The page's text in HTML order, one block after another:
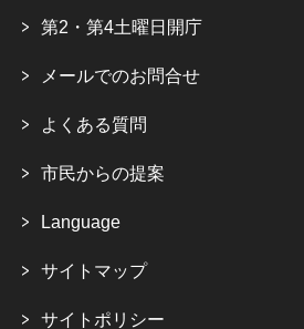
第2・第4土曜日開庁
メールでのお問合せ
よくある質問
市民からの提案
Language
サイトマップ
サイトポリシー